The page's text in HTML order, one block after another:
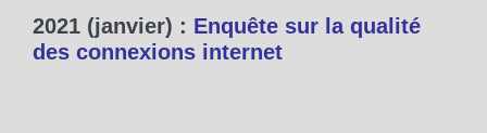
2021 (janvier) : Enquête sur la qualité
des connexions internet